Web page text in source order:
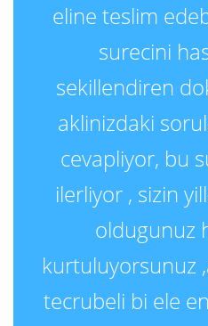
eline teslim
surecini
sekillendiren
aklinizdaki
cevapliyor, bu
ilerliyor , sizin
oldugunuz
kurtuluyorsunuz
tecrubeli bi ele